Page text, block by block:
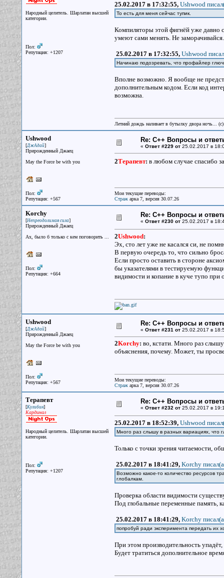
Народный целитель. Шарлатан высшей
категории.
Пол:
Репутация: +1207
25.02.2017 в 17:32:55, Ushwood
То есть для меня сейчас тупик.
Компиляторы этой фигнёй уже давно
умеют сами менять. Не заморачивайся.
25.02.2017 в 17:32:55, Ushwood
Начинаю подозревать, что профайлер
Вполне возможно. Я вообще не
дополнительным кодом. Если код
возможна.
Летний дождь наливает в бутылку двора ночь...
Ushwood
[ДжАдай]
Прирожденный Джаец
May the Force be with you
Пол:
Репутация: +567
Re: С++ Вопросы и
« Ответ #229 от25.02.2017 в
2Терапевт: в любом случае спасибо
Мои текущие переводы:
Стражарка 7, версия 30.07.26
Korchy
[Непреодолимая сила]
Прирожденный Джаец
Ах, было б только с кем поговорить ...
Пол:
Репутация: +664
Re: С++ Вопросы и
« Ответ #230 от25.02.2017 в
2Ushwood:
Эх, сто лет уже не касался си, не
В первую очередь то, что сильно
Если просто оставить в стороне
бы указателями в тестируемую
видимости и копание в куче тупо при
Ushwood
[ДжАдай]
Прирожденный Джаец
May the Force be with you
Пол:
Репутация: +567
Re: С++ Вопросы и
« Ответ #231 от25.02.2017 в
2Korchy: во, кстати. Много раз
объяснения, почему. Может, ты
Мои текущие переводы:
Стражарка 7, версия 30.07.26
Терапевт
[Кулибин]
Кардинал
Народный целитель. Шарлатан высшей
категории.
Пол:
Репутация: +1207
Re: С++ Вопросы и
« Ответ #232 от25.02.2017 в
25.02.2017 в 18:52:39, Ushwood
Много раз слышу в разных вариациях, что
Только с точки зрения читаемости,
25.02.2017 в 18:41:29, Korchy
Возможно какое-то количество ресурсов
глобалкам.
Проверка области видимости
Под глобальные переменные память,
25.02.2017 в 18:41:29, Korchy
попробуй ради эксперимента передать их
При этом производительность
Будет тратиться дополнительное